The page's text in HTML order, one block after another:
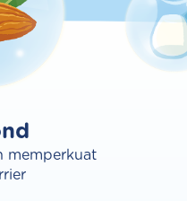
memperkuat